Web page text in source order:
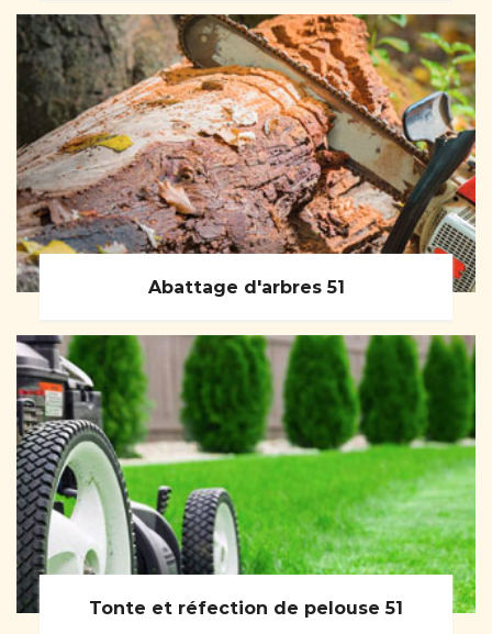
Abattage d'arbres 51
Tonte et réfection de pelouse 51